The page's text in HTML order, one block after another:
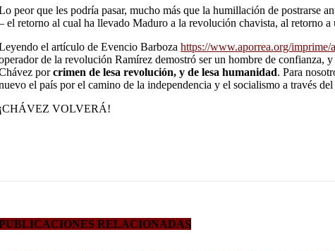
peor que les podría pasar, mucho más que la humillación de postrarse
el retorno al cual ha llevado Maduro a la revolución chavista, al retorno
el artículo de Evencio Barboza https://www.aporrea.org/imprime/
de la revolución Ramírez demostró ser un hombre de confianza,
porcrimen de lesa revolución, y de lesa humanidad. Para
el país por el camino de la independencia y el socialismo a través
VOLVERÁ!
RELACIONADAS